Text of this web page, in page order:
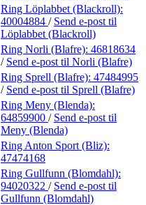
Ring Löplabbet (Blackroll):
40004884 / Send e-post til
Löplabbet (Blackroll)
Ring Norli (Blafre): 46818634
/ Send e-post til Norli (Blafre)
Ring Sprell (Blafre): 47484995
/ Send e-post til Sprell (Blafre)
Ring Meny (Blenda):
64859900 / Send e-post til
Meny (Blenda)
Ring Anton Sport (Bliz):
47474168
Ring Gullfunn (Blomdahl):
94020322 / Send e-post til
Gullfunn (Blomdahl)